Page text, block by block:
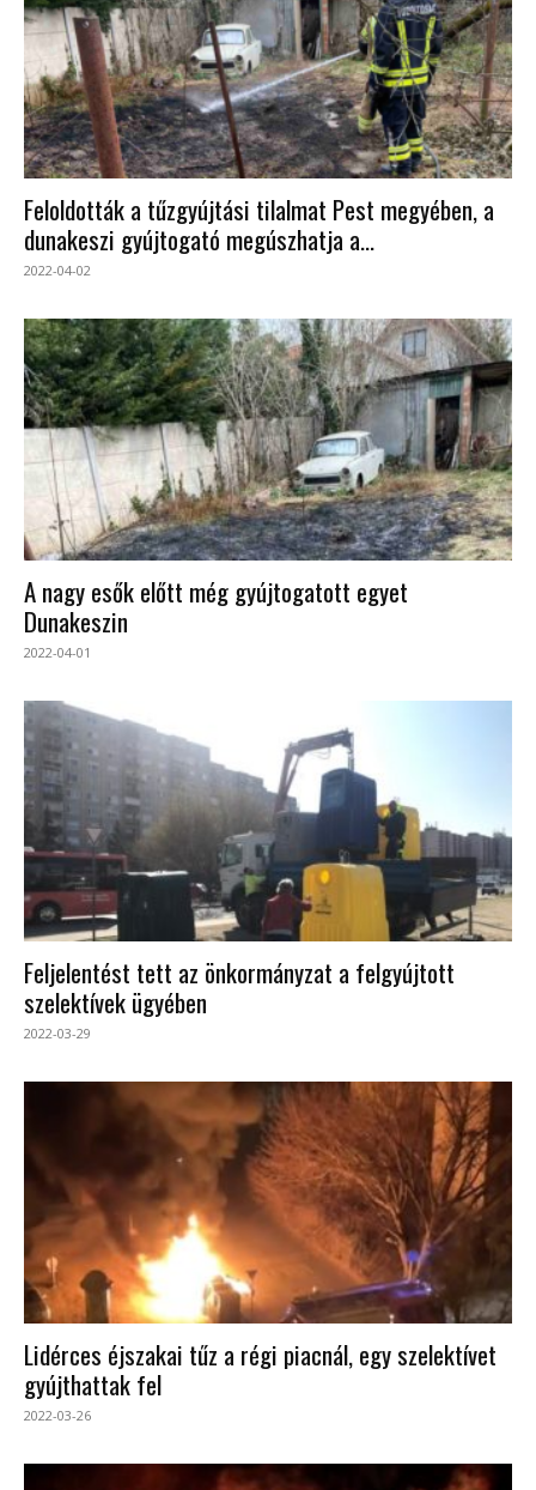
Feloldották a tűzgyújtási tilalmat Pest megyében, a
dunakeszi gyújtogató megúszhatja a...
2022-04-02
A nagy esők előtt még gyújtogatott egyet
Dunakeszin
2022-04-01
Feljelentést tett az önkormányzat a felgyújtott
szelektívek ügyében
2022-03-29
Lidérces éjszakai tűz a régi piacnál, egy szelektívet
gyújthattak fel
2022-03-26